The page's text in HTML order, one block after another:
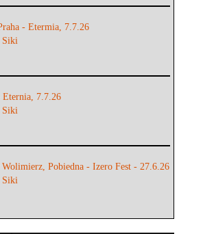
- Etermia, 7.7.26
Siki
7.7.26
Siki
Pobiedna - Izero Fest - 27.6.26
Siki